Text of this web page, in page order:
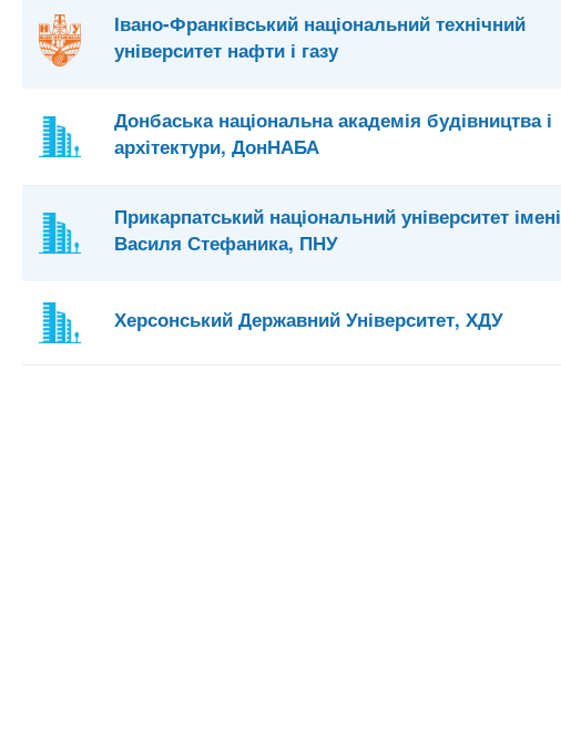
Івано-Франківський національний технічний
університет нафти і газу
Донбаська національна академія будівництва і
архітектури, ДонНАБА
Прикарпатський національний університет імені
Василя Стефаника, ПНУ
Херсонський Державний Університет, ХДУ